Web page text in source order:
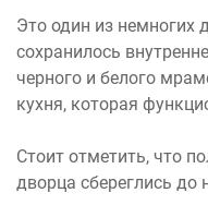
Это один из немногих
сохранилось
черного и белого
кухня, которая
Стоит отметить, что
дворца сбереглись до